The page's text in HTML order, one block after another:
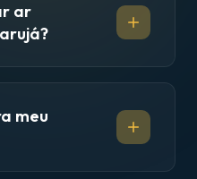
ar
meu